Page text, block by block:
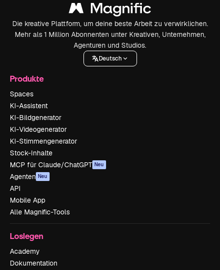
Die kreative Plattform, um deine beste Arbeit zu verwirklichen.
Mehr als 1 Million Abonnenten unter Kreativen, Unternehmen,
Agenturen und Studios.
Deutsch
Produkte
Spaces
KI-Assistent
KI-Bildgenerator
KI-Videogenerator
KI-Stimmengenerator
Stock-Inhalte
MCP für Claude/ChatGPT Neu
Agenten Neu
API
Mobile App
Alle Magnific-Tools
Loslegen
Academy
Dokumentation